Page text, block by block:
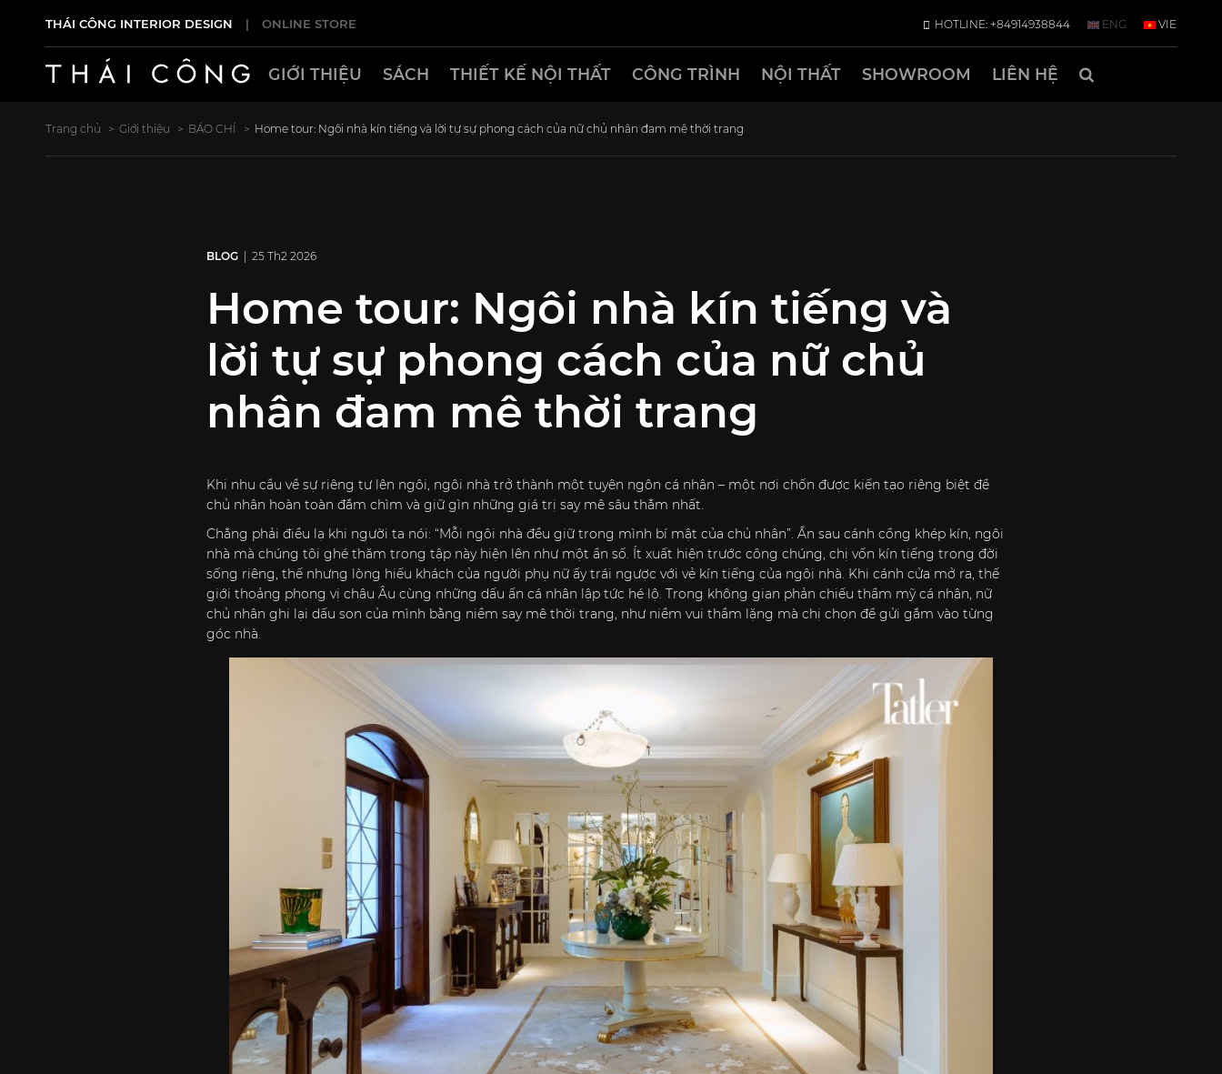
THÁI CÔNG INTERIOR DESIGN | ONLINE STORE HOTLINE: +84914938844 ENG VIE
GIỚI THIỆU SÁCH THIẾT KẾ NỘI THẤT CÔNG TRÌNH NỘI THẤT SHOWROOM LIÊN HỆ
Trang chủ Giới thiệu BÁO CHÍ Home tour: Ngôi nhà kín tiếng và lời tự sự phong cách của nữ chủ nhân đam mê thời trang
BLOG | 25 Th2 2026
Home tour: Ngôi nhà kín tiếng và
lời tự sự phong cách của nữ chủ
nhân đam mê thời trang
Khi nhu cầu về sự riêng tư lên ngôi, ngôi nhà trở thành một tuyên ngôn cá nhân – một nơi chốn được kiến tạo riêng biệt để
chủ nhân hoàn toàn đắm chìm và giữ gìn những giá trị say mê sâu thẳm nhất.
Chẳng phải điều lạ khi người ta nói: “Mỗi ngôi nhà đều giữ trong mình bí mật của chủ nhân”. Ẩn sau cánh cổng khép kín, ngôi
nhà mà chúng tôi ghé thăm trong tập này hiện lên như một ẩn số. Ít xuất hiện trước công chúng, chị vốn kín tiếng trong đời
sống riêng, thế nhưng lòng hiếu khách của người phụ nữ ấy trái ngược với vẻ kín tiếng của ngôi nhà. Khi cánh cửa mở ra, thế
giới thoảng phong vị châu Âu cùng những dấu ấn cá nhân lập tức hé lộ. Trong không gian phản chiếu thẩm mỹ cá nhân, nữ
chủ nhân ghi lại dấu son của mình bằng niềm say mê thời trang, như niềm vui thầm lặng mà chị chọn để gửi gắm vào từng
góc nhà.